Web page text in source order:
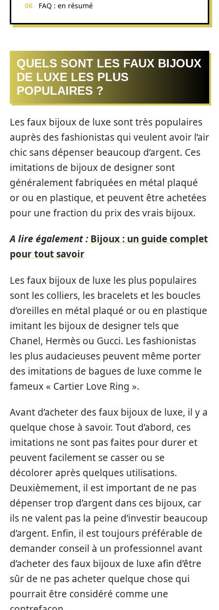
FAQ : en résumé
QUELS SONT LES FAUX BIJOUX
DE LUXE LES PLUS
POPULAIRES ?
Les faux bijoux de luxe sont très populaires
auprès des fashionistas qui veulent avoir l’air
chic sans dépenser beaucoup d’argent. Ces
imitations de bijoux de designer sont
généralement fabriquées en métal plaqué
or ou en plastique, et peuvent être achetées
pour une fraction du prix des vrais bijoux.
A lire également : Bijoux : un guide complet
pour tout savoir
Les faux bijoux de luxe les plus populaires
sont les colliers, les bracelets et les boucles
d’oreilles en métal plaqué or ou en plastique
imitant les bijoux de designer tels que
Chanel, Hermès ou Gucci. Les fashionistas
les plus audacieuses peuvent même porter
des imitations de bagues de luxe comme le
fameux « Cartier Love Ring ».
Avant d’acheter des faux bijoux de luxe, il y a
quelque chose à savoir. Tout d’abord, ces
imitations ne sont pas faites pour durer et
peuvent facilement se casser ou se
décolorer après quelques utilisations.
Deuxièmement, il est important de ne pas
dépenser trop d’argent dans ces bijoux, car
ils ne valent pas la peine d’investir beaucoup
d’argent. Enfin, il est toujours préférable de
demander conseil à un professionnel avant
d’acheter des faux bijoux de luxe afin d’être
sûr de ne pas acheter quelque chose qui
pourrait être considéré comme une